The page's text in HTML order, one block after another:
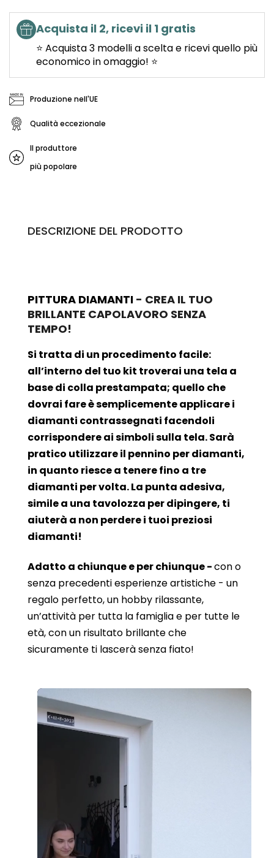
Acquista il 2, ricevi il 1 gratis
⭐ Acquista 3 modelli a scelta e ricevi quello più
economico in omaggio! ⭐
Produzione nell'UE
Qualità eccezionale
Il produttore
più popolare
DESCRIZIONE DEL PRODOTTO
PITTURA DIAMANTI - CREA IL TUO
BRILLANTE CAPOLAVORO SENZA
TEMPO!
Si tratta di un procedimento facile:
all’interno del tuo kit troverai una tela a
base di colla prestampata; quello che
dovrai fare è semplicemente applicare i
diamanti contrassegnati facendoli
corrispondere ai simboli sulla tela. Sarà
pratico utilizzare il pennino per diamanti,
in quanto riesce a tenere fino a tre
diamanti per volta. La punta adesiva,
simile a una tavolozza per dipingere, ti
aiuterà a non perdere i tuoi preziosi
diamanti!
Adatto a chiunque e per chiunque -con o
senza precedenti esperienze artistiche - un
regalo perfetto, un hobby rilassante,
un’attività per tutta la famiglia e per tutte le
età, con un risultato brillante che
sicuramente ti lascerà senza fiato!